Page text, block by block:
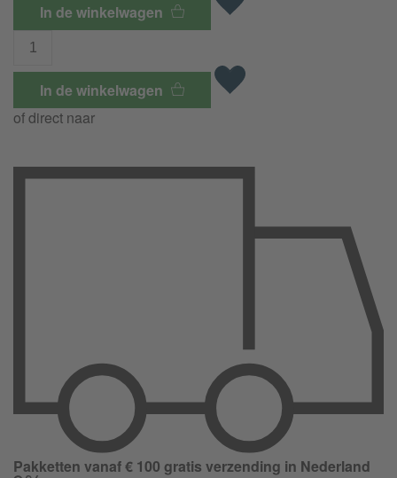
In de winkelwagen
In de winkelwagen
of direct naar
Pakketten vanaf € 100 gratis verzending in Nederland